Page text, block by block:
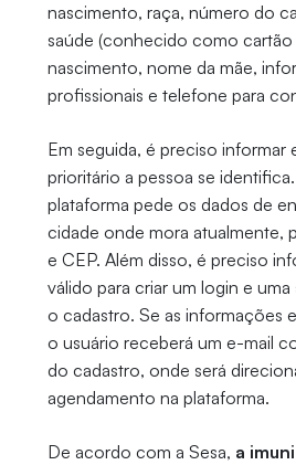
nascimento, raça, número do
saúde (conhecido como cartão
nascimento, nome da mãe,
profissionais e telefone para
Em seguida, é preciso informar
prioritário a pessoa se
plataforma pede os dados de
cidade onde mora atualmente,
e CEP. Além disso, é preciso
válido para criar um login e uma
o cadastro. Se as informações
o usuário receberá um e-mail
do cadastro, onde será
agendamento na plataforma.
De acordo com a Sesa, a